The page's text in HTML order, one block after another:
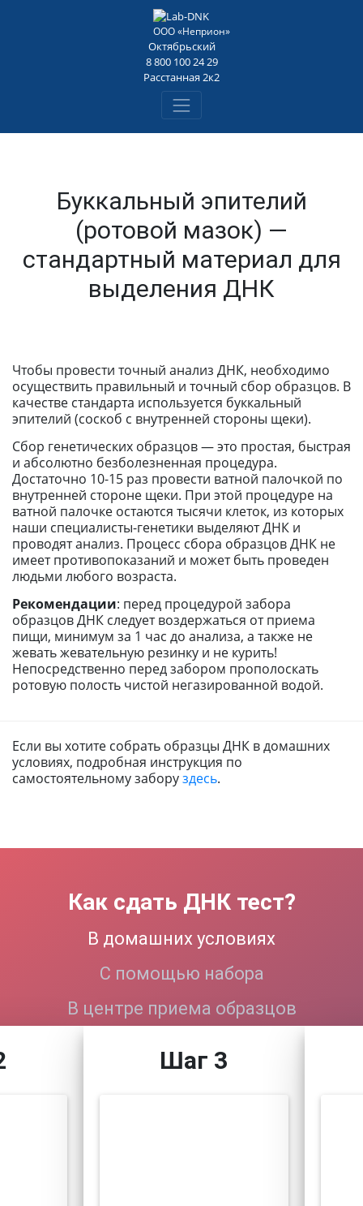
ООО «Неприон»
Октябрьский
8 800 100 24 29
Расстанная 2к2
Буккальный эпителий
(ротовой мазок) —
стандартный материал для
выделения ДНК
Чтобы провести точный анализ ДНК, необходимо
осуществить правильный и точный сбор образцов. В
качестве стандарта используется буккальный
эпителий (соскоб с внутренней стороны щеки).
Сбор генетических образцов — это простая, быстрая
и абсолютно безболезненная процедура.
Достаточно 10-15 раз провести ватной палочкой по
внутренней стороне щеки. При этой процедуре на
ватной палочке остаются тысячи клеток, из которых
наши специалисты-генетики выделяют ДНК и
проводят анализ. Процесс сбора образцов ДНК не
имеет противопоказаний и может быть проведен
людьми любого возраста.
Рекомендации: перед процедурой забора
образцов ДНК следует воздержаться от приема
пищи, минимум за 1 час до анализа, а также не
жевать жевательную резинку и не курить!
Непосредственно перед забором прополоскать
ротовую полость чистой негазированной водой.
Если вы хотите собрать образцы ДНК в домашних
условиях, подробная инструкция по
самостоятельному заборуздесь.
Как сдать ДНК тест?
В домашних условиях
С помощью набора
В центре приема образцов
Шаг 3